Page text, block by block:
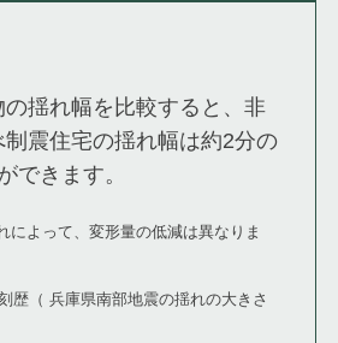
揺れ幅を比較すると、非
震住宅の揺れ幅は約2分の
できます。
によって、変形量の低減は異なりま
歴（ 兵庫県南部地震の揺れの大きさ